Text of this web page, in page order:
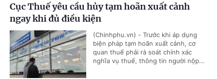
Cục Thuế yêu cầu hủy tạm hoãn xuất cảnh
ngay khi đủ điều kiện
(Chinhphu.vn) - Trước khi áp dụng
biện pháp tạm hoãn xuất cảnh, cơ
quan thuế phải rà soát chính xác
nghĩa vụ thuế, thông tin người nộp...